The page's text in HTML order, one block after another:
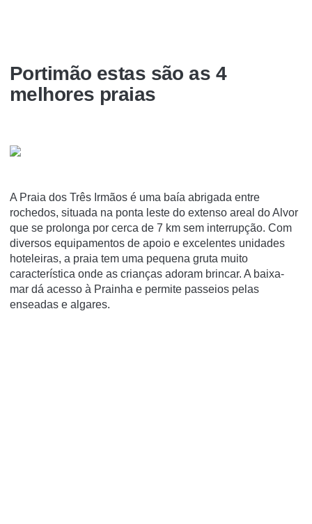
Portimão estas são as 4
melhores praias
A Praia dos Três Irmãos é uma baía abrigada entre
rochedos, situada na ponta leste do extenso areal do Alvor
que se prolonga por cerca de 7 km sem interrupção. Com
diversos equipamentos de apoio e excelentes unidades
hoteleiras, a praia tem uma pequena gruta muito
característica onde as crianças adoram brincar. A baixa-
mar dá acesso à Prainha e permite passeios pelas
enseadas e algares.